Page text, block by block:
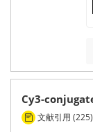
Cy3-
文献引用 (225)